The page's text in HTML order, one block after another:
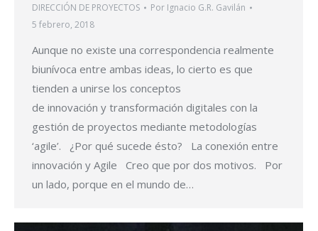
DIRECCIÓN DE PROYECTOS Por Ignacio G.R. Gavilán
5 febrero, 2018
Aunque no existe una correspondencia realmente
biunívoca entre ambas ideas, lo cierto es que
tienden a unirse los conceptos
de innovación y transformación digitales con la
gestión de proyectos mediante metodologías
‘agile’. ¿Por qué sucede ésto? La conexión entre
innovación y Agile Creo que por dos motivos. Por
un lado, porque en el mundo de…